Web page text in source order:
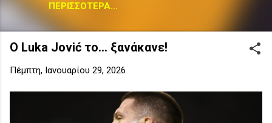
ΠΕΡΙΣΣΌΤΕΡΑ…
Ο Luka Jović το... ξανάκανε!
Πέμπτη, Ιανουαρίου 29, 2026